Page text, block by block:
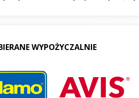
WYPOŻYCZALNIE